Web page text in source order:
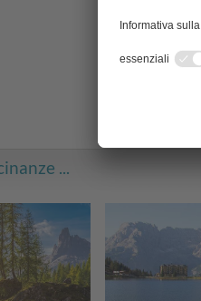
...